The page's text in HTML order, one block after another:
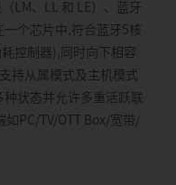
LM、LL 和 LE）、蓝牙
个芯片中,符合蓝牙5核
控制器),同时向下相容
持从属模式及主机模式
状态并允许多重活跃联
PC/TV/OTT Box/宽带/